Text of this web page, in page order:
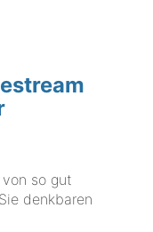
gut
denkbaren